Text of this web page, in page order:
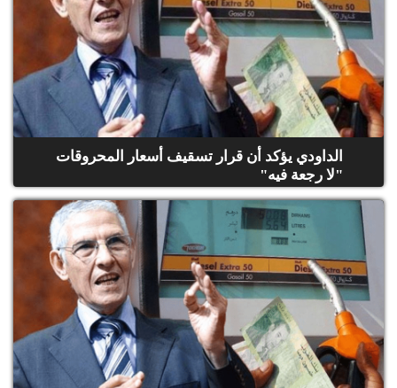
الداودي يؤكد أن قرار تسقيف أسعار المحروقات
"لا رجعة فيه"